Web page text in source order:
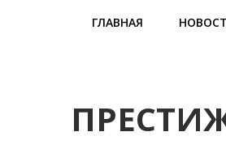
ГЛАВНАЯ